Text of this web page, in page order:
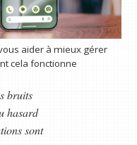
aider à mieux gérer
cela fonctionne
bruits
hasard
sont